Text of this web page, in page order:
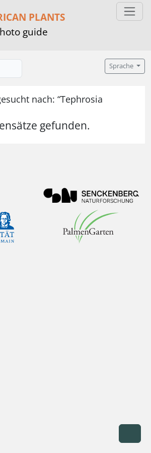
PLANTS
guide
Sprache
nach: “Tephrosia
gefunden.